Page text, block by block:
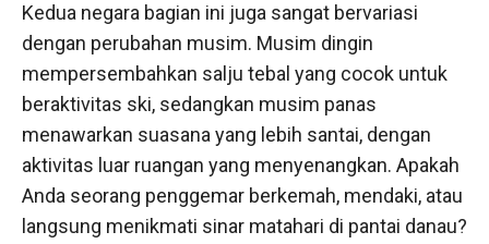
Kedua negara bagian ini juga sangat bervariasi
dengan perubahan musim. Musim dingin
mempersembahkan salju tebal yang cocok untuk
beraktivitas ski, sedangkan musim panas
menawarkan suasana yang lebih santai, dengan
aktivitas luar ruangan yang menyenangkan. Apakah
Anda seorang penggemar berkemah, mendaki, atau
langsung menikmati sinar matahari di pantai danau?